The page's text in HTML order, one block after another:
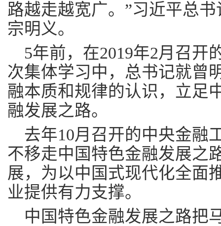
路越走越宽广。”习近平总
宗明义。
5年前，在2019年2月召开
次集体学习中，总书记就曾
融本质和规律的认识，立足
融发展之路。
去年10月召开的中央金融
不移走中国特色金融发展之
展，为以中国式现代化全面
业提供有力支撑。
中国特色金融发展之路把